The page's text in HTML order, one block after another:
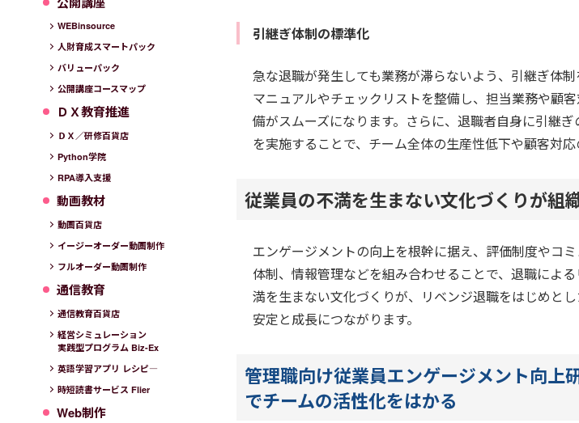
引継ぎ体制の標準化
急な退職が発生しても業務が滞らないよう、引継ぎ体
マニュアルやチェックリストを整備し、担当業務や顧
備がスムーズになります。さらに、退職者自身に引継
を実施することで、チーム全体の生産性低下や顧客対応
従業員の不満を生まない文化づくりが組
エンゲージメントの向上を根幹に据え、評価制度やコ
体制、情報管理などを組み合わせることで、退職によ
満を生まない文化づくりが、リベンジ退職をはじめと
安定と成長につながります。
管理職向け従業員エンゲージメント向上
でチームの活性化をはかる
WEBinsource
人財育成スマートパック
バリューパック
公開講座コースマップ
ＤＸ教育推進
ＤＸ／研修百貨店
Python学院
RPA導入支援
動画教材
動画百貨店
イージーオーダー動画制作
フルオーダー動画制作
通信教育
通信教育百貨店
経営シミュレーション
実践型プログラム Biz-Ex
英語学習アプリ レシピ―
時短読書サービス Flier
Web制作